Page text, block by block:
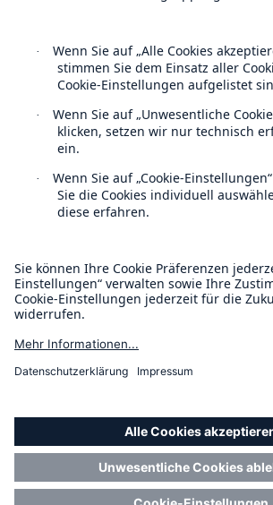
Datenschutz
Rechtliche Hinweise
Sitemap
Impressum
Munich Re’s Statement on the UK Modern
US Dollar im Jahr 2018
MIRA Digital Suite